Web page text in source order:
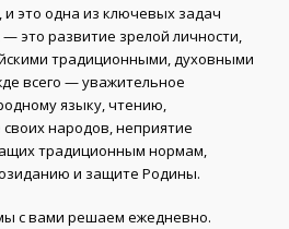
это одна из ключевых задач
это развитие зрелой личности,
традиционными, духовными
всего — уважительное
языку, чтению,
народов, неприятие
традиционным нормам,
и защите Родины.
с вами решаем ежедневно.